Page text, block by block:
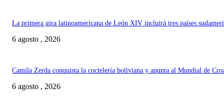
La primera gira latinoamericana de León XIV incluirá tres países
6 agosto , 2026
Camila Zerda conquista la coctelería boliviana y apunta al Mundial de
6 agosto , 2026